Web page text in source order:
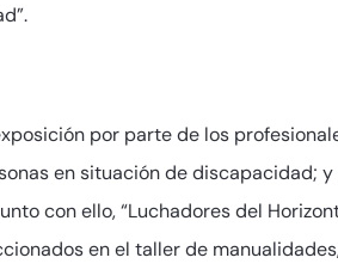
por parte de los
en situación de discapacidad;
con ello, “Luchadores del
en el taller de